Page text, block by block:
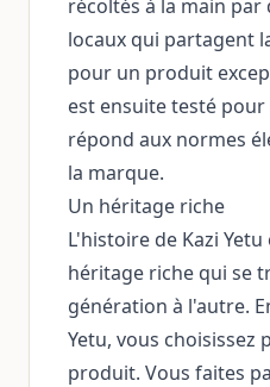
récoltés à la main
locaux qui partagent
pour un produit
est ensuite testé
répond aux normes
la marque.
Un héritage riche
L'histoire de Kazi
héritage riche qui se
génération à l'autre.
Yetu, vous choisissez
produit. Vous faites